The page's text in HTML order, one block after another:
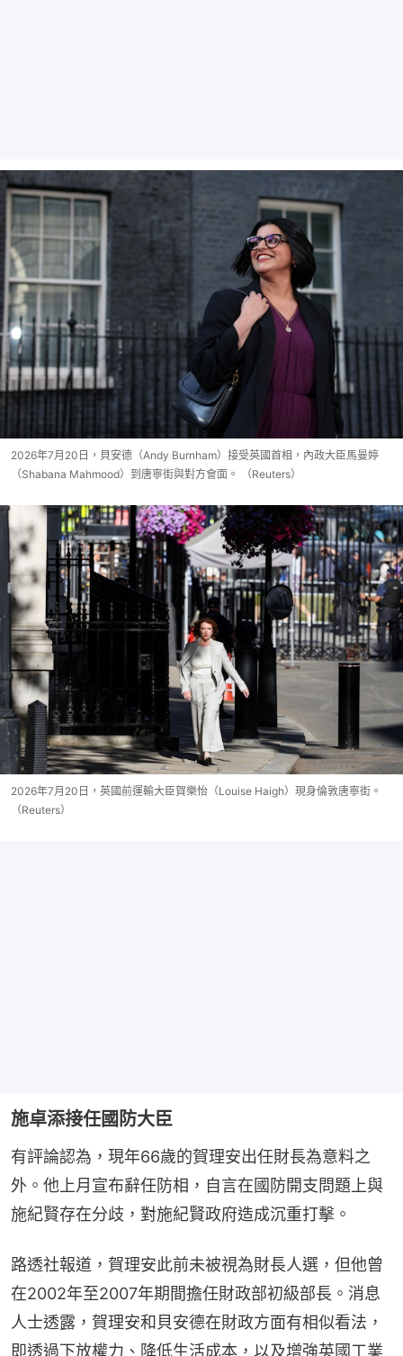
2026年7月20日，貝安德（Andy Burnham）接受英國首相，內政大臣馬曼婷
（Shabana Mahmood）到唐寧街與對方會面。 （Reuters）
2026年7月20日，英國前運輸大臣賀樂怡（Louise Haigh）現身倫敦唐寧街。
（Reuters）
施卓添接任國防大臣
有評論認為，現年66歲的賀理安出任財長為意料之
外。他上月宣布辭任防相，自言在國防開支問題上與
施紀賢存在分歧，對施紀賢政府造成沉重打擊。
路透社報道，賀理安此前未被視為財長人選，但他曾
在2002年至2007年期間擔任財政部初級部長。消息
人士透露，賀理安和貝安德在財政方面有相似看法，
即透過下放權力、降低生活成本，以及增強英國工業